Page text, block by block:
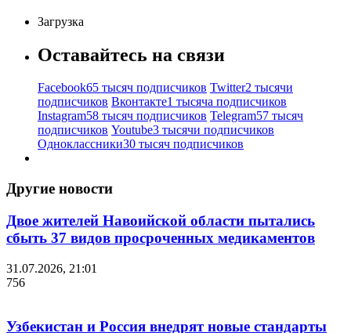
Загрузка
Оставайтесь на связи
Facebook65 тысяч подписчиков Twitter2 тысячи
подписчиков Вконтакте1 тысяча подписчиков
Instagram58 тысяч подписчиков Telegram57 тысяч
подписчиков Youtube3 тысячи подписчиков
Одноклассники30 тысяч подписчиков
Другие новости
Двое жителей Навоийской области пытались
сбыть 37 видов просроченных медикаментов
31.07.2026, 21:01
756
Узбекистан и Россия внедрят новые стандарты